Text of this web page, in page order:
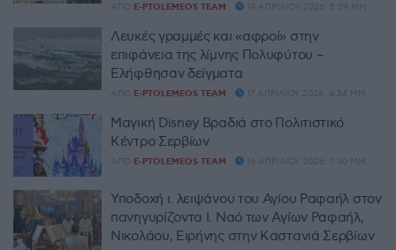
ΑΠΌ E-PTOLEMEOS TEAM 19 ΑΠΡΙΛΊΟΥ 2026, 5:29 ΜΜ
Λευκές γραμμές και «αφροί» στην
επιφάνεια της λίμνης Πολυφύτου –
Ελήφθησαν δείγματα
ΑΠΌ E-PTOLEMEOS TEAM 17 ΑΠΡΙΛΊΟΥ 2026, 4:34 ΜΜ
Μαγική Disney Βραδιά στο Πολιτιστικό
Κέντρο Σερβίων
ΑΠΌ E-PTOLEMEOS TEAM 16 ΑΠΡΙΛΊΟΥ 2026, 7:30 ΜΜ
Υποδοχή ι. λειψάνου του Αγίου Ραφαήλ στον
πανηγυρίζοντα Ι. Ναό των Αγίων Ραφαήλ,
Νικολάου, Ειρήνης στην Καστανιά Σερβίων